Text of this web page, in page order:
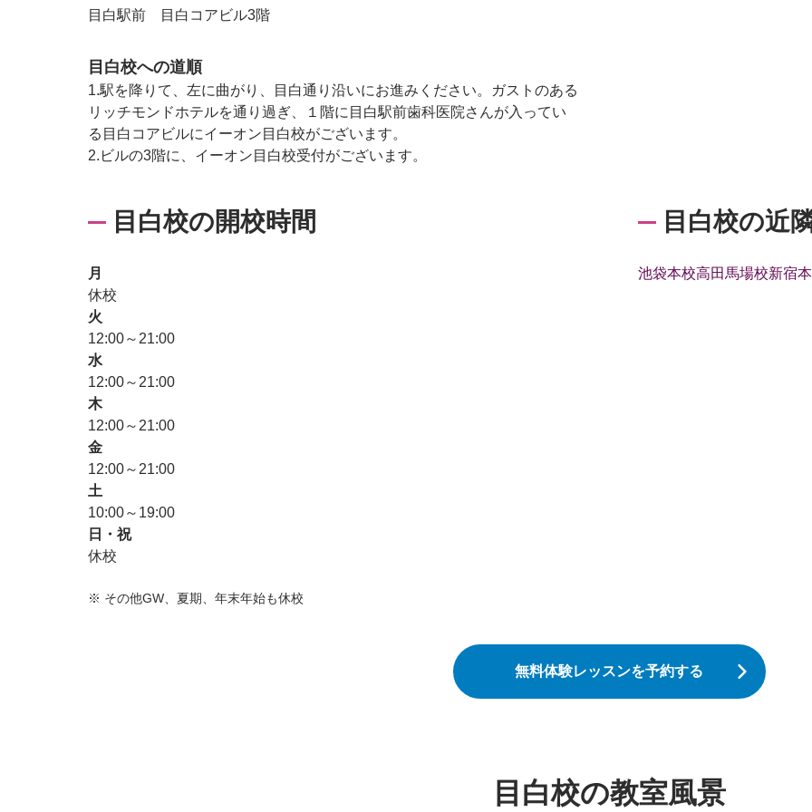
目白駅前 目白コアビル3階
目白校への道順
1.駅を降りて、左に曲がり、目白通り沿いにお進みください。ガストのある
リッチモンドホテルを通り過ぎ、１階に目白駅前歯科医院さんが入ってい
る目白コアビルにイーオン目白校がございます。
2.ビルの3階に、イーオン目白校受付がございます。
目白校の開校時間
月
休校
火
12:00～21:00
水
12:00～21:00
木
12:00～21:00
金
12:00～21:00
土
10:00～19:00
日・祝
休校
※ その他GW、夏期、年末年始も休校
目白校の近
池袋本校高田馬場校新宿
無料体験レッスンを予約する
目白校の教室風景